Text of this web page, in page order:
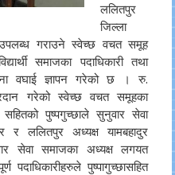
ललितपुर
जिल्ला
उपलब्ध गराउने स्वेच्छ वचत समूह
समाजका पदाधिकारी तथा
वघाई ज्ञापन गरेको छ । रु.
गरेको स्वेच्छ वचत समूहका
पुष्पगुच्छाले सुनुवार सेवा
र ललितपुर अध्यक्ष यामबहादुर
सेवा समाजका अध्यक्ष लगयत
पुष्पागुच्छासहित